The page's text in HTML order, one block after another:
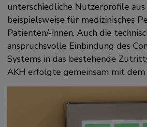
unterschiedliche Nutzerprofile aus
beispielsweise für medizinisches
Patienten/-innen. Auch die
anspruchsvolle Einbindung des
Systems in das bestehende
AKH erfolgte gemeinsam mit dem